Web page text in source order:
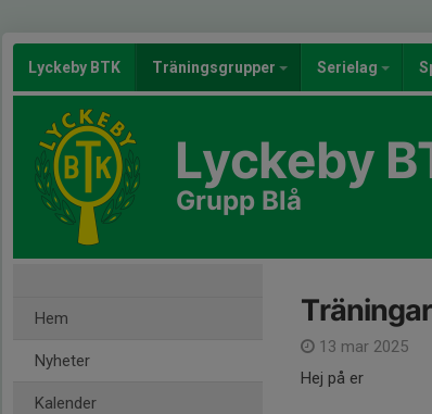
Lyckeby BTK Träningsgrupper Serielag
Lyckeby
Grupp Blå
Hem
Nyheter
Kalender
13 mar 2025
Hej på er